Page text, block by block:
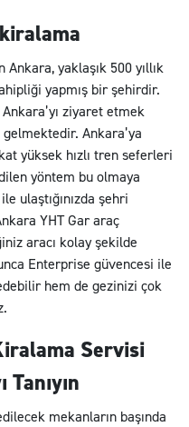
Ankara, yaklaşık 500 yıllık
yapmış bir şehirdir.
ziyaret etmek
Ankara’ya
yüksek hızlı tren seferleri
yöntem bu olmaya
ulaştığınızda şehri
YHT Gar araç
aracı kolay şekilde
Enterprise güvencesi ile
hem de gezinizi çok
Servisi
Tanıyın
mekanların başında